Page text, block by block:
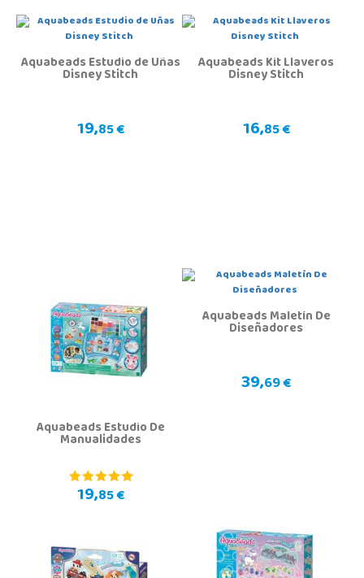
Aquabeads Estudio de Uñas
Disney Stitch
19,85 €
Aquabeads Kit Llaveros
Disney Stitch
16,85 €
Aquabeads Estudio De
Manualidades
19,85 €
Aquabeads Maletín De
Diseñadores
39,69 €